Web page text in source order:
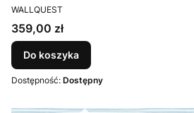
PRODUCENT
WALLQUEST
Cena
359,00 zł
Do koszyka
Dostępność: Dostępny